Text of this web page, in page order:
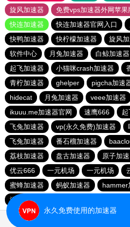
旋风加速器
免费vps加速器外网苹果
快连加速器
快连加速器官网入口
快鸭加速器
快柠檬加速器 旋风
软件中心
月兔加速器 白鲸加速器
起飞加速器
小猫咪crash加速器
青柠加速器
ghelper pigcha加速
hidecat
月兔加速器 veee加速器
ikuuu.me加速器官网
速鹰666
飞兔加速器
vp(永久免费)加速器
飞兔加速器
番石榴加速器
荔枝加速器
盘古加速器 原子加
优云666
一元机场 一元机场
蜜蜂加速器
蚂蚁加速器 hammer
泡泡狗加速器
永久免费使用的加速器